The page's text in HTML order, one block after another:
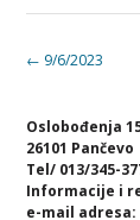
Post
← 9/6/2023
Oslobođenja
26101 Pančevo
Tel/ 013/345-
Informacije i
e-mail adresa: